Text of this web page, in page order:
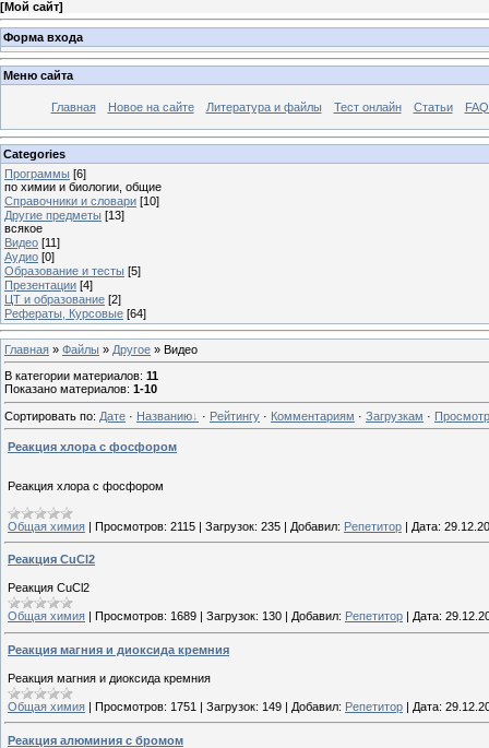
[Мой сайт]
Форма входа
Меню сайта
Главная Новое на сайте Литература и файлы Тест онлайн Статьи
Categories
Программы [6]
по химии и биологии, общие
Справочники и словари [10]
Другие предметы [13]
всякое
Видео [11]
Аудио [0]
Образование и тесты [5]
Презентации [4]
ЦТ и образование [2]
Рефераты, Курсовые [64]
Главная » Файлы » Другое » Видео
В категории материалов: 11
Показано материалов: 1-10
Сортировать по: Дате · Названию · Рейтингу · Комментариям · Загрузкам ·
Реакция хлора с фосфором
Реакция хлора с фосфором
Общая химия | Просмотров: 2115 | Загрузок: 235 | Добавил: Репетитор | Дата:
Реакция СuCl2
Реакция СuCl2
Общая химия Просмотров: 1689 Загрузок: 130 Добавил: Репетитор Дата:
Реакция магния и диоксида кремния
Реакция магния и диоксида кремния
Общая химия | Просмотров: 1751 | Загрузок: 149 | Добавил: Репетитор | Дата:
Реакция алюминия с бромом